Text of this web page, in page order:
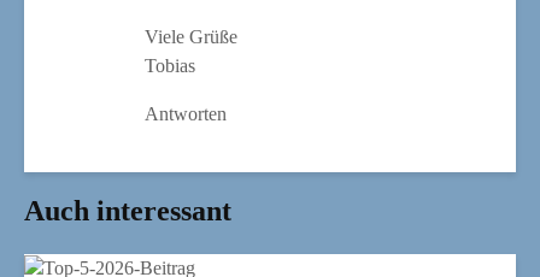
Vie­le Grüße
Tobias
Antworten
Auch interessant